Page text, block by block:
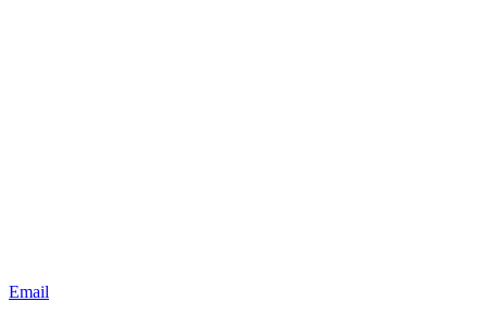
Email